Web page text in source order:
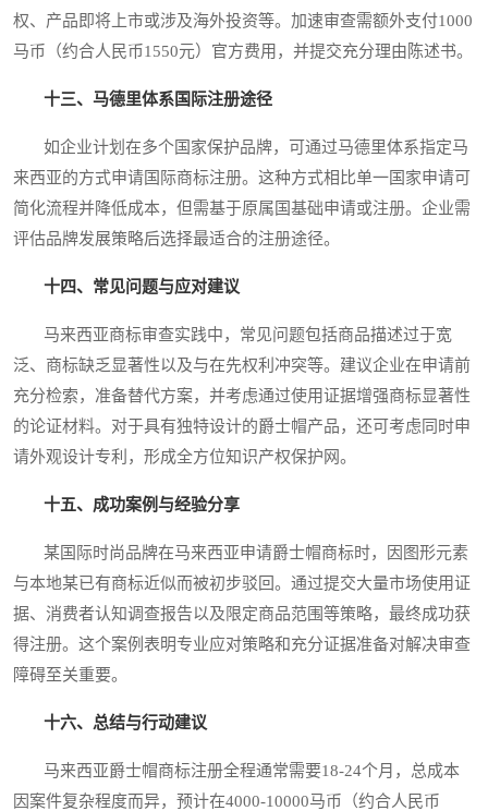
权、产品即将上市或涉及海外投资等。加速审查需额外支付1000
马币（约合人民币1550元）官方费用，并提交充分理由陈述书。
十三、马德里体系国际注册途径
如企业计划在多个国家保护品牌，可通过马德里体系指定马
来西亚的方式申请国际商标注册。这种方式相比单一国家申请可
简化流程并降低成本，但需基于原属国基础申请或注册。企业需
评估品牌发展策略后选择最适合的注册途径。
十四、常见问题与应对建议
马来西亚商标审查实践中，常见问题包括商品描述过于宽
泛、商标缺乏显著性以及与在先权利冲突等。建议企业在申请前
充分检索，准备替代方案，并考虑通过使用证据增强商标显著性
的论证材料。对于具有独特设计的爵士帽产品，还可考虑同时申
请外观设计专利，形成全方位知识产权保护网。
十五、成功案例与经验分享
某国际时尚品牌在马来西亚申请爵士帽商标时，因图形元素
与本地某已有商标近似而被初步驳回。通过提交大量市场使用证
据、消费者认知调查报告以及限定商品范围等策略，最终成功获
得注册。这个案例表明专业应对策略和充分证据准备对解决审查
障碍至关重要。
十六、总结与行动建议
马来西亚爵士帽商标注册全程通常需要18-24个月，总成本
因案件复杂程度而异，预计在4000-10000马币（约合人民币